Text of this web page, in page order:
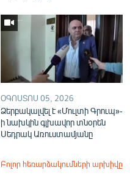
ՕԳՈՍՏՈՍ 05, 2026
Ձերբակալվել է «Մուլտի Գրուպ»-
ի նախկին գլխավոր տնօրեն
Սեդրակ Առուստամյանը
Բոլոր հեռարձակումների արխիվը